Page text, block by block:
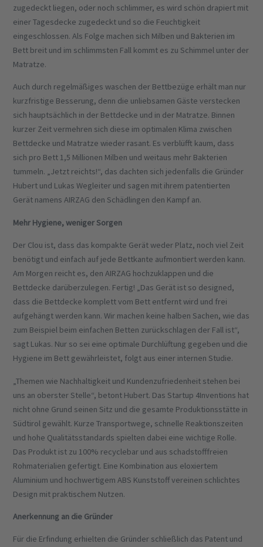
zugedeckt liegen, oder noch schlimmer, es wird schön drapiert mit
einer Tagesdecke zugedeckt und so die Feuchtigkeit
eingeschlossen. Als Folge machen sich Milben und Bakterien im
Bett breit und im schlimmsten Fall kommt es zu Schimmel unter der
Matratze.
Auch durch regelmäßiges waschen der Bettbezüge erhält man nur
kurzfristige Besserung, denn die unliebsamen Gäste verstecken
sich hauptsächlich in der Bettdecke und in der Matratze. Binnen
kurzer Zeit vermehren sich diese im optimalen Klima zwischen
Bettdecke und Matratze wieder rasant. Es verblüfft kaum, dass
sich pro Bett 1,5 Millionen Milben und weitaus mehr Bakterien
tummeln. „Jetzt reichts!“, das dachten sich jedenfalls die Gründer
Hubert und Lukas Wegleiter und sagen mit ihrem patentierten
Gerät namens AIRZAG den Schädlingen den Kampf an.
Mehr Hygiene, weniger Sorgen
Der Clou ist, dass das kompakte Gerät weder Platz, noch viel Zeit
benötigt und einfach auf jede Bettkante aufmontiert werden kann.
Am Morgen reicht es, den AIRZAG hochzuklappen und die
Bettdecke darüberzulegen. Fertig! „Das Gerät ist so designed,
dass die Bettdecke komplett vom Bett entfernt wird und frei
aufgehängt werden kann. Wir machen keine halben Sachen, wie das
zum Beispiel beim einfachen Betten zurückschlagen der Fall ist“,
sagt Lukas. Nur so sei eine optimale Durchlüftung gegeben und die
Hygiene im Bett gewährleistet, folgt aus einer internen Studie.
„Themen wie Nachhaltigkeit und Kundenzufriedenheit stehen bei
uns an oberster Stelle“, betont Hubert. Das Startup 4Inventions hat
nicht ohne Grund seinen Sitz und die gesamte Produktionsstätte in
Südtirol gewählt. Kurze Transportwege, schnelle Reaktionszeiten
und hohe Qualitätsstandards spielten dabei eine wichtige Rolle.
Das Produkt ist zu 100% recyclebar und aus schadstofffreien
Rohmaterialien gefertigt. Eine Kombination aus eloxiertem
Aluminium und hochwertigem ABS Kunststoff vereinen schlichtes
Design mit praktischem Nutzen.
Anerkennung an die Gründer
Für die Erfindung erhielten die Gründer schließlich das Patent und